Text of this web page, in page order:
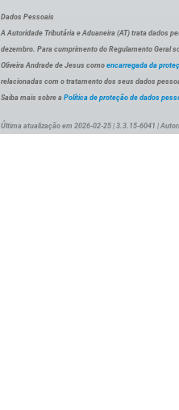
Dados Pessoais
A Autoridade Tributária e Aduaneira (AT) trata dados
dezembro. Para cumprimento do Regulamento Geral
Oliveira Andrade de Jesus como encarregada da
relacionadas com o tratamento dos seus dados
Saiba mais sobre a Política de proteção de dados
Última atualização em 2026-02-25 | 3.3.15-6041 |